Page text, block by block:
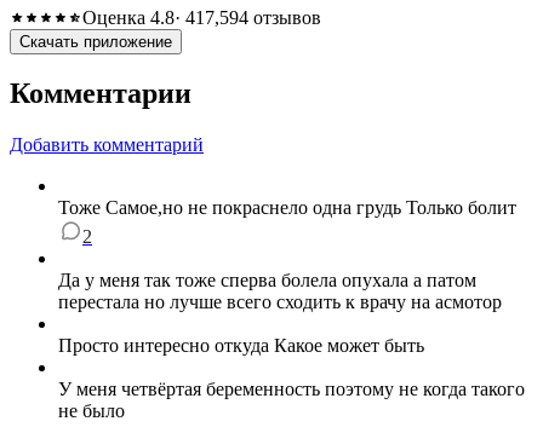
Оценка 4.8· 417,594 отзывов
Скачать приложение
Комментарии
Добавить комментарий
Тоже Самое,но не покраснело одна грудь Только болит
2
Да у меня так тоже сперва болела опухала а патом
перестала но лучше всего сходить к врачу на асмотор
Просто интересно откуда Какое может быть
У меня четвёртая беременность поэтому не когда такого
не было